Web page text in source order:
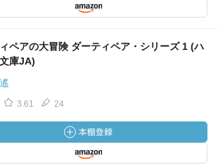
ペアの大冒険 ダーティペア・シリーズ 1 (ハ
庫JA)
3.61 24